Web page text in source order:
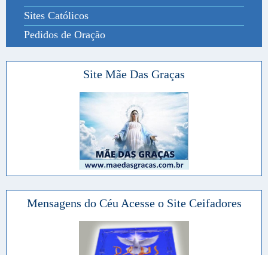
Sites Católicos
Pedidos de Oração
Site Mãe Das Graças
Mensagens do Céu Acesse o Site Ceifadores